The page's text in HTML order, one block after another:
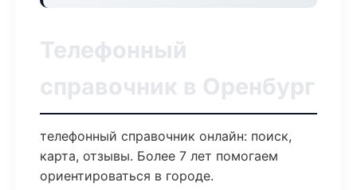
Телефонный
справочник в Оренбург
телефонный справочник онлайн: поиск,
карта, отзывы. Более 7 лет помогаем
ориентироваться в городе.